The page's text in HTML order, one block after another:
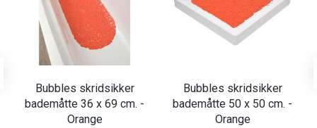
Bubbles skridsikker
bademåtte 36 x 69 cm. -
Orange
Bubbles skridsikker
bademåtte 50 x 50 cm. -
Orange